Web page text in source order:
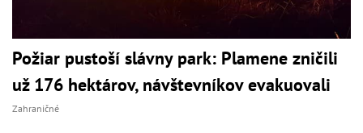
Požiar pustoší slávny park: Plamene zničili
už 176 hektárov, návštevníkov evakuovali
Zahraničné